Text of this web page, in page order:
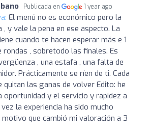
Publicada en 1 year ago
El menú no es económico pero la
, y vale la pena en ese aspecto. La
cuando te hacen esperar más e 1
, sobretodo las finales. Es
, una estafa , una falta de
Prácticamente se ríen de ti. Cada
quitan las ganas de volver Edito: he
y el servicio y rapidez a
la experiencia ha sido mucho
que cambió mi valoración a 3